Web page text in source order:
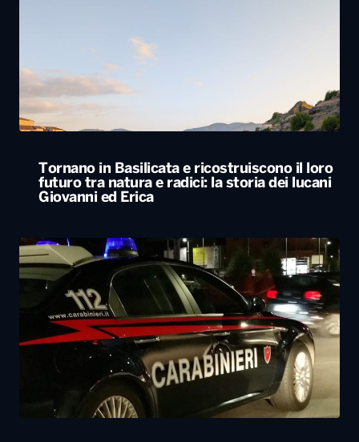
Tornano in Basilicata e ricostruiscono il loro
futuro tra natura e radici: la storia dei lucani
Giovanni ed Erica